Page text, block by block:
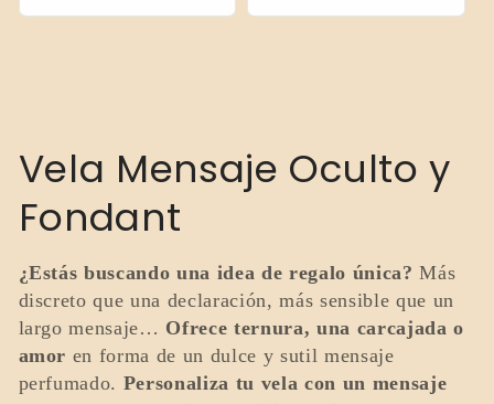
C
o
l
e
c
Vela Mensaje Oculto y
Fondant
¿Estás buscando una idea de regalo única? Más
discreto que una declaración, más sensible que un
largo mensaje… Ofrece ternura, una carcajada o
amor en forma de un dulce y sutil mensaje
perfumado. Personaliza tu vela con un mensaje